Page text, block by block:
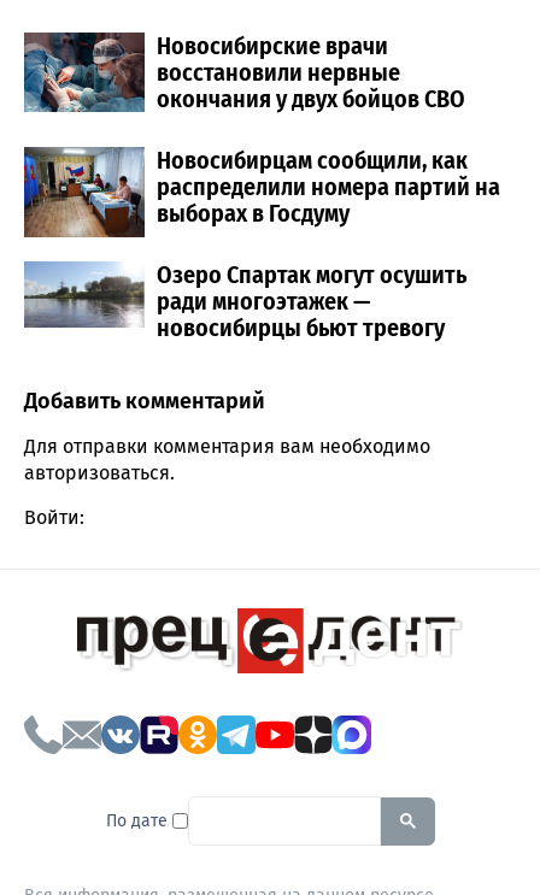
Новосибирские врачи
восстановили нервные
окончания у двух бойцов СВО
Новосибирцам сообщили, как
распределили номера партий на
выборах в Госдуму
Озеро Спартак могут осушить
ради многоэтажек —
новосибирцы бьют тревогу
Comment section
Добавить комментарий
Для отправки комментария вам необходимо
авторизоваться.
Войти:
По дате To search this site, enter a